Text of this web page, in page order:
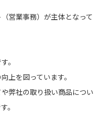
営業事務）が主体となって
。
上を図っています。
弊社の取り扱い商品につい
。